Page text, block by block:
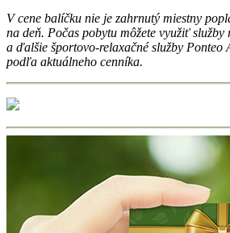
V cene balíčku nie je zahrnutý miestny
na deň. Počas pobytu môžete využiť služby
a ďalšie športovo-relaxačné služby Ponteo
podľa aktuálneho cenníka.